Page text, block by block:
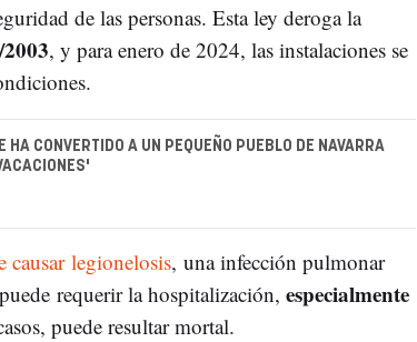
de las personas. Esta ley deroga la
, y para enero de 2024, las instalaciones se
HA CONVERTIDO A UN PEQUEÑO PUEBLO DE NAVARRA
causar legionelosis, una infección pulmonar
requerir la hospitalización, especialmente
puede resultar mortal.